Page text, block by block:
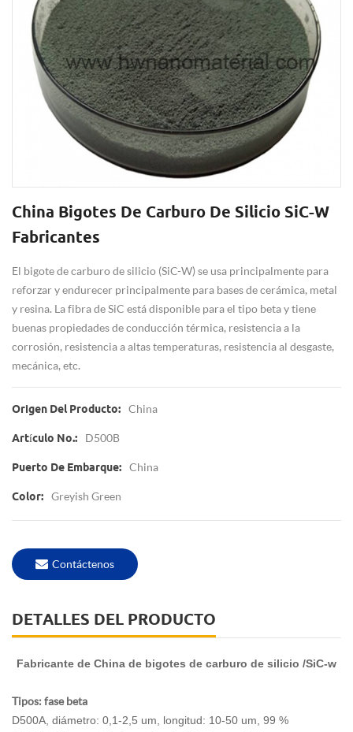
China Bigotes De Carburo De Silicio SiC-W
Fabricantes
El bigote de carburo de silicio (SiC-W) se usa principalmente para
reforzar y endurecer principalmente para bases de cerámica, metal
y resina. La fibra de SiC está disponible para el tipo beta y tiene
buenas propiedades de conducción térmica, resistencia a la
corrosión, resistencia a altas temperaturas, resistencia al desgaste,
mecánica, etc.
Origen Del Producto: China
Artículo No.: D500B
Puerto De Embarque: China
Color: Greyish Green
Contáctenos
DETALLES DEL PRODUCTO
Fabricante de China de bigotes de carburo de silicio /SiC-w
Tipos: fase beta
D500A, diámetro: 0,1-2,5 um, longitud: 10-50 um, 99 %